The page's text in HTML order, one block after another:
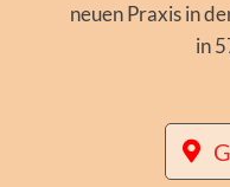
neuen Praxis in
in